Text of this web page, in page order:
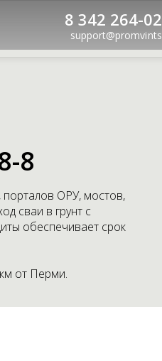
8 342 264-
8
ОРУ, мостов,
сваи в грунт с
обеспечивает срок
от Перми.